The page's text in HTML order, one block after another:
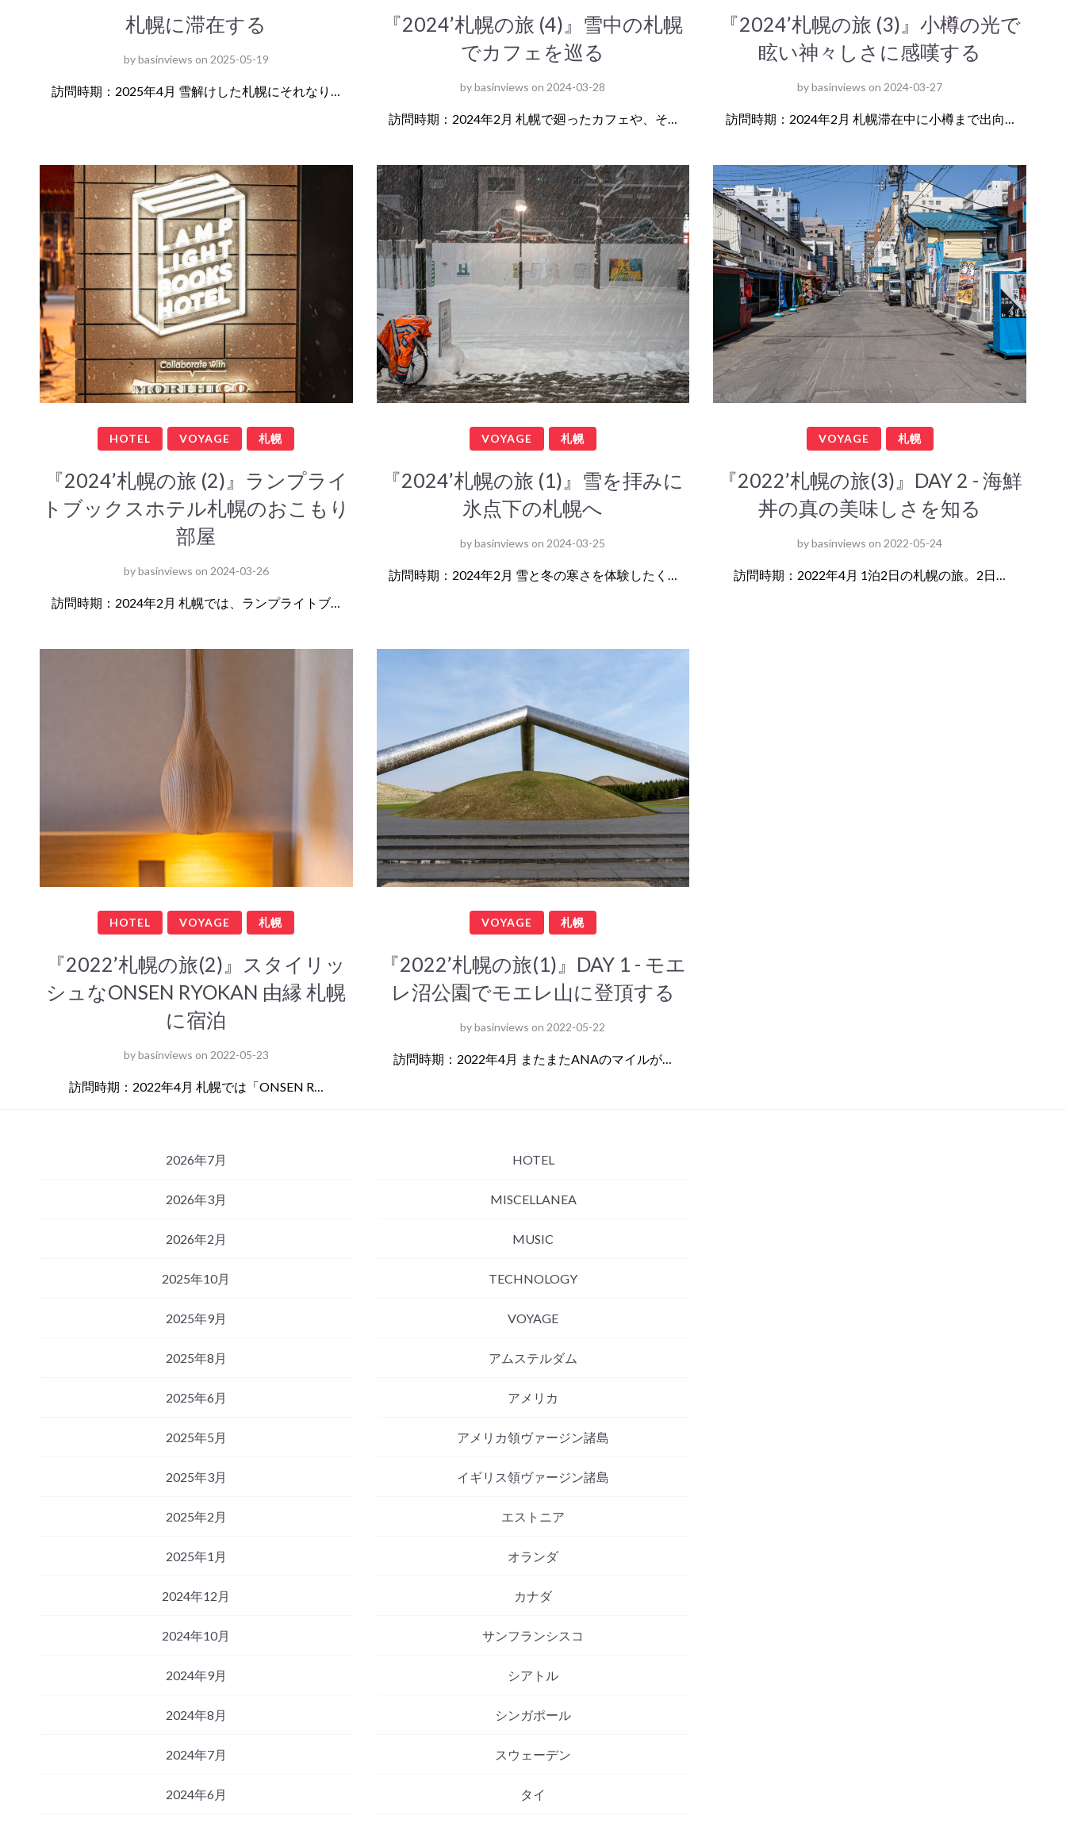
札幌に滞在する
bybasinviews on 2025-05-19
訪問時期：2025年4月 雪解けした札幌にそれなり…
『2024’札幌の旅 (4)』雪中の札幌
でカフェを巡る
bybasinviews on 2024-03-28
訪問時期：2024年2月 札幌で廻ったカフェや、そ…
『2024’札幌の旅 (3)』小樽の光で
眩い神々しさに感嘆する
bybasinviews on 2024-03-27
訪問時期：2024年2月 札幌滞在中に小樽まで出向…
HOTEL VOYAGE 札幌
『2024’札幌の旅 (2)』ランプライ
トブックスホテル札幌のおこもり
部屋
bybasinviews on 2024-03-26
訪問時期：2024年2月 札幌では、ランプライトブ…
VOYAGE 札幌
『2024’札幌の旅 (1)』雪を拝みに
氷点下の札幌へ
bybasinviews on 2024-03-25
訪問時期：2024年2月 雪と冬の寒さを体験したく…
VOYAGE 札幌
『2022’札幌の旅(3)』DAY 2 - 海鮮
丼の真の美味しさを知る
bybasinviews on 2022-05-24
訪問時期：2022年4月 1泊2日の札幌の旅。2日…
HOTEL VOYAGE 札幌
『2022’札幌の旅(2)』スタイリッ
シュなONSEN RYOKAN 由縁 札幌
に宿泊
bybasinviews on 2022-05-23
訪問時期：2022年4月 札幌では「ONSEN R…
VOYAGE 札幌
『2022’札幌の旅(1)』DAY 1 - モエ
レ沼公園でモエレ山に登頂する
bybasinviews on 2022-05-22
訪問時期：2022年4月 またまたANAのマイルが…
2026年7月
2026年3月
2026年2月
2025年10月
2025年9月
2025年8月
2025年6月
2025年5月
2025年3月
2025年2月
2025年1月
2024年12月
2024年10月
2024年9月
2024年8月
2024年7月
2024年6月
HOTEL
MISCELLANEA
MUSIC
TECHNOLOGY
VOYAGE
アムステルダム
アメリカ
アメリカ領ヴァージン諸島
イギリス領ヴァージン諸島
エストニア
オランダ
カナダ
サンフランシスコ
シアトル
シンガポール
スウェーデン
タイ